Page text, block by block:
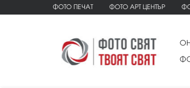
ФОТО ПЕЧАТ ФОТО АРТ ЦЕНТЪР